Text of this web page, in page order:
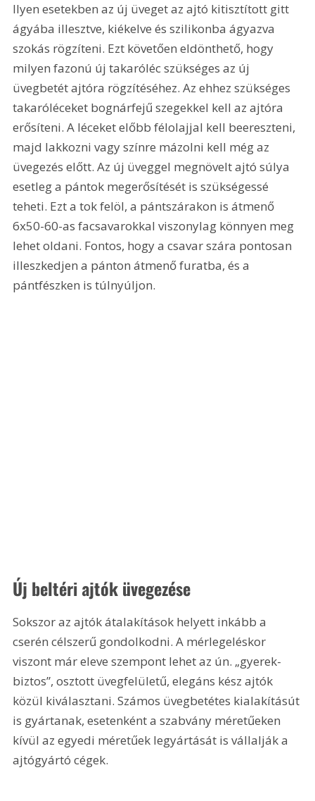
Ilyen esetekben az új üveget az ajtó kitisztított gitt
ágyába illesztve, kiékelve és szilikonba ágyazva
szokás rögzíteni. Ezt követően eldönthető, hogy
milyen fazonú új takaróléc szükséges az új
üvegbetét ajtóra rögzítéséhez. Az ehhez szükséges
takaróléceket bognárfejű szegekkel kell az ajtóra
erősíteni. A léceket előbb félolajjal kell beereszteni,
majd lakkozni vagy színre mázolni kell még az
üvegezés előtt. Az új üveggel megnövelt ajtó súlya
esetleg a pántok megerősítését is szükségessé
teheti. Ezt a tok felöl, a pántszárakon is átmenő
6x50-60-as facsavarokkal viszonylag könnyen meg
lehet oldani. Fontos, hogy a csavar szára pontosan
illeszkedjen a pánton átmenő furatba, és a
pántfészken is túlnyúljon.
Új beltéri ajtók üvegezése
Sokszor az ajtók átalakítások helyett inkább a
cserén célszerű gondolkodni. A mérlegeléskor
viszont már eleve szempont lehet az ún. „gyerek-
biztos”, osztott üvegfelületű, elegáns kész ajtók
közül kiválasztani. Számos üvegbetétes kialakításút
is gyártanak, esetenként a szabvány méretűeken
kívül az egyedi méretűek legyártását is vállalják a
ajtógyártó cégek.